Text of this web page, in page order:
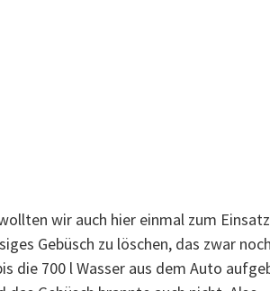
wir auch hier einmal zum
Gebüsch zu löschen, das zwar
die 700 l Wasser aus dem Auto